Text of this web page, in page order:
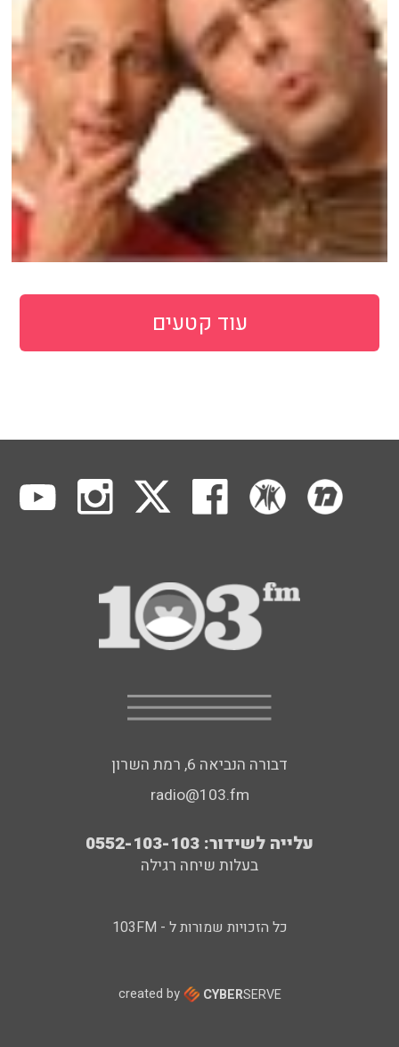
עוד קטעים
דבורה הנביאה 6, רמת השרון
radio@103.fm
עלייה לשידור: 0552-103-103
בעלות שיחה רגילה
כל הזכויות שמורות ל - 103FM
created by CYBERSERVE